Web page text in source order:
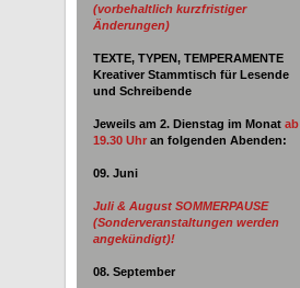
(vorbehaltlich kurzfristiger
Änderungen)
TEXTE, TYPEN, TEMPERAMENTE
Kreativer Stammtisch für Lesende
und Schreibende
Jeweils am 2. Dienstag im Monat ab
19.30 Uhr an folgenden Abenden:
09. Juni
Juli & August SOMMERPAUSE
(Sonderveranstaltungen werden
angekündigt)!
08. September